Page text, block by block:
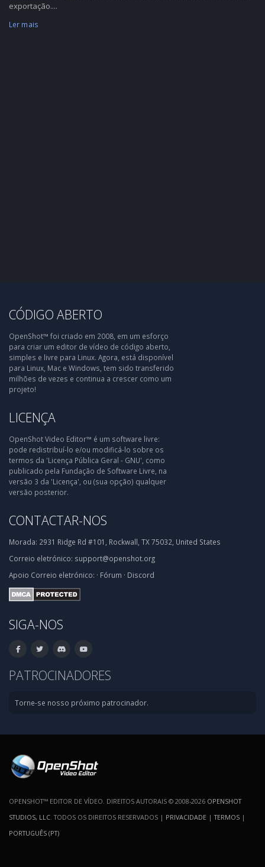
exportação....
Ler mais
CÓDIGO ABERTO
OpenShot™ foi criado em 2008, em um esforço
para criar um editor de vídeo de código aberto,
simples e livre para Linux. Agora, está disponível
para Linux, Mac e Windows, tem sido transferido
milhões de vezes e continua a crescer como um
projeto!
LICENÇA
OpenShot Video Editor™ é um software livre:
pode redistribuí-lo e/ou modificá-lo sobre os
termos da 'Licença Pública Geral - GNU', como
publicado pela Fundação de Software Livre, na
versão 3 da 'Licença', ou (sua opção) qualquer
versão posterior.
CONTACTAR-NOS
Morada: 2931 Ridge Rd #101, Rockwall, TX 75032, United States
Correio eletrónico: support@openshot.org
Apoio Correio eletrónico: · Fórum · Discord
SIGA-NOS
PATROCINADORES
Torne-se nosso próximo patrocinador.
OPENSHOT™ EDITOR DE VÍDEO. DIREITOS AUTORAIS © 2008-2026 OPENSHOT
STUDIOS, LLC . TODOS OS DIREITOS RESERVADOS | PRIVACIDADE |TERMOS |
PORTUGUÊS (PT)